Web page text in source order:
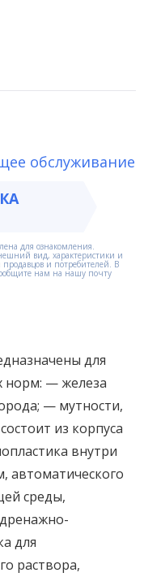
обслуживание
для ознакомления.
вид, характеристики и
и потребителей. В
нам на нашу почту
для
норм: — железа
— мутности,
из корпуса
внутри
автоматического
среды,
для
раствора,